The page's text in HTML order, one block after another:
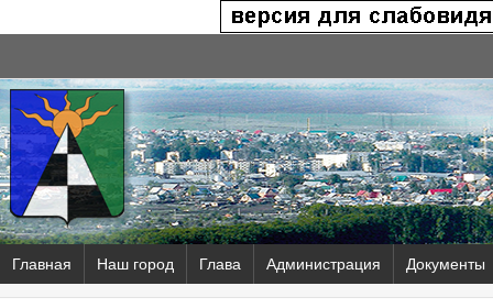
Главная Наш город Глава Администрация Документы